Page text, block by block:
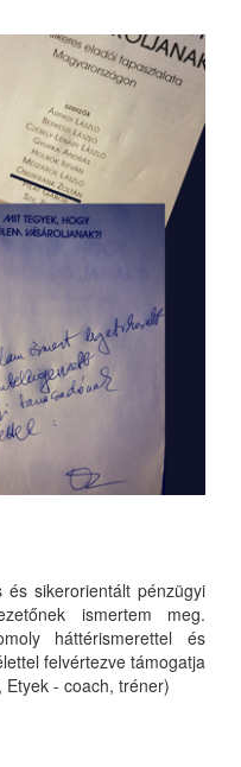
és sikerorientált pénzügyi
ismertem meg.
háttérismerettel és
felvértezve támogatja
- coach, tréner)